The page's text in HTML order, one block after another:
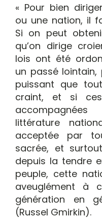
« Pour bien
ou une nation, il
Si on peut
qu’on dirige
lois ont été
un passé lointain,
puissant que
craint, et si
littérature
acceptée par
sacrée, et
depuis la tendre
peuple, cette
aveuglément à
génération en
(Russel Gmirkin).